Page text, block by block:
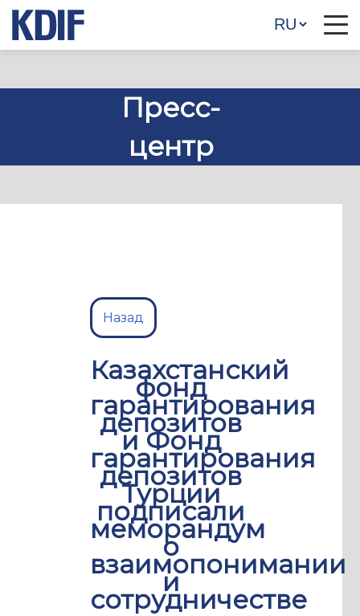
Пресс-
центр
Назад
Казахстанский
фонд
гарантирования
депозитов
и Фонд
гарантирования
депозитов
Турции
подписали
меморандум
о
взаимопонимании
и
сотрудничестве